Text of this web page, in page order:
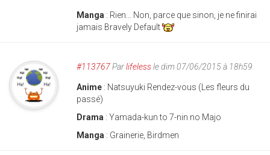
Manga : Rien... Non, parce que sinon, je ne finirai
jamais Bravely Default
#113767Parlifelessle dim 07/06/2015 à 18h59
Anime : Natsuyuki Rendez-vous (Les fleurs du
passé)
Drama : Yamada-kun to 7-nin no Majo
Manga : Grainerie, Birdmen